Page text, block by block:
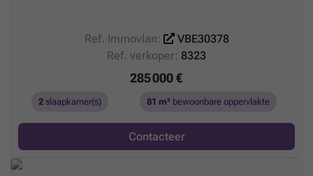
Ref. Immovlan:
VBE30378
Ref. verkoper: 8323
285 000 €
2slaapkamer(s) 81 m² bewoonbare oppervlakte
Contacteer